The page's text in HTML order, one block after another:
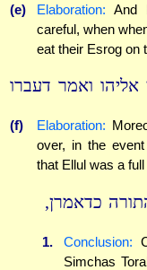
(e) Elaboration: And
careful, when
eat their Esrog on
ואמר דעברו
(f) Elaboration:
over, in the
that Ellul was a
כדאמרן,
1. Conclusion:
Simchas